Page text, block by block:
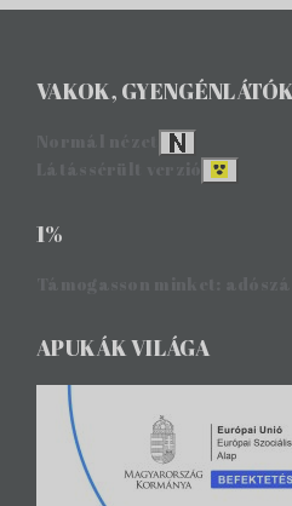
VAKOK,
1%
APUKÁK VILÁGA